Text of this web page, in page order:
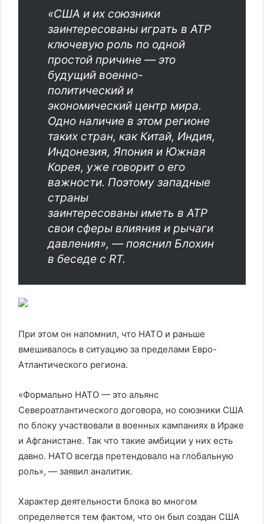
«США и их союзники
заинтересованы играть в АТР
ключевую роль по одной
простой причине — это
будущий военно-
политический и
экономический центр мира.
Одно наличие в этом регионе
таких стран, как Китай, Индия,
Индонезия, Япония и Южная
Корея, уже говорит о его
важности. Поэтому западные
страны
заинтересованы иметь в АТР
свои сферы влияния и рычаги
давления», — пояснил Блохин
в беседе с RT.
При этом он напомнил, что НАТО и раньше
вмешивалось в ситуацию за пределами Евро-
Атлантического региона.
«Формально НАТО — это альянс
Североатлантического договора, но союзники США
по блоку участвовали в военных кампаниях в Ираке
и Афганистане. Так что такие амбиции у них есть
давно. НАТО всегда претендовало на глобальную
роль», — заявил аналитик.
Характер деятельности блока во многом
определяется тем фактом, что он был создан США